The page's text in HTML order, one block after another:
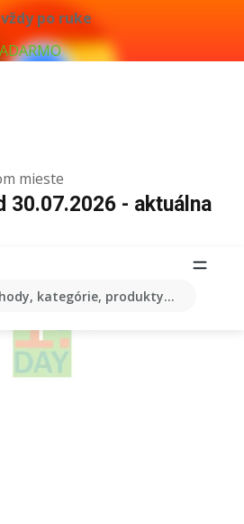
po ruke
mieste
kategórie, produkty...
30.07.2026 - aktuálna